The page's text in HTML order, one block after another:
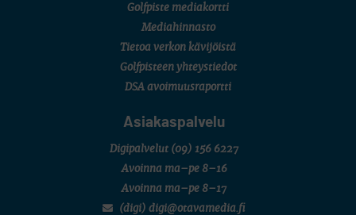
Golfpiste mediakortti
Mediahinnasto
Tietoa verkon kävijöistä
Golfpisteen yhteystiedot
DSA avoimuusraportti
Asiakaspalvelu
Digipalvelut (09) 156 6227
Avoinna ma–pe 8–16
Avoinna ma–pe 8–17
(digi) digi@otavamedia.fi